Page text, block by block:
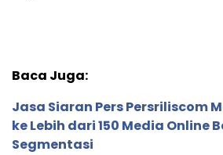
Baca Juga:
Jasa Siaran Pers Persriliscom
ke Lebih dari 150 Media Online
Segmentasi